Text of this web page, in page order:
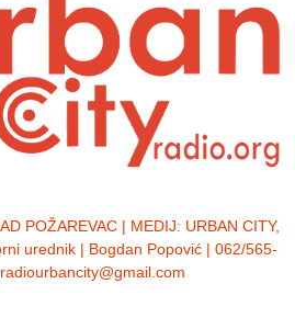
POŽAREVAC | MEDIJ: URBAN CITY,
urednik | Bogdan Popović | 062/565-